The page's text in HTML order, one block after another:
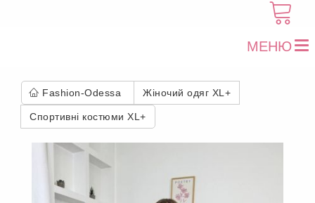
МЕНЮ
Fashion-Odessa Жіночий одяг XL+
Спортивні костюми XL+